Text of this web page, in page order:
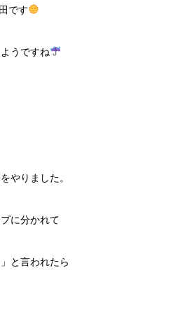
です
うですね
やりました。
に分かれて
と言われたら